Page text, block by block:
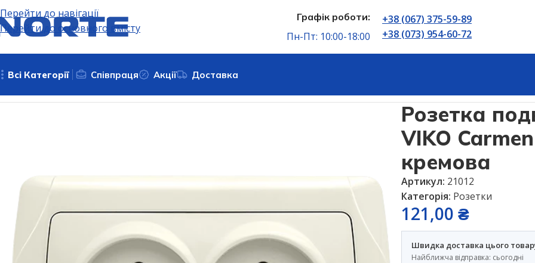
Перейти до навігації
Перейти до основного вмісту
Графік роботи:
Пн-Пт: 10:00-18:00
+38 (067) 375-59-89
+38 (073) 954-60-72
Всі Категорії Співпраця Акції Доставка
Розетка
VIKO
кремова
Артикул: 21012
Категорія: Розетки
121,00 ₴
Швидка доставка цього
Найближча відправка: сьогодні